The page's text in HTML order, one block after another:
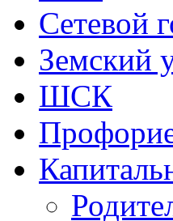
Сетевой
Земский
ШСК